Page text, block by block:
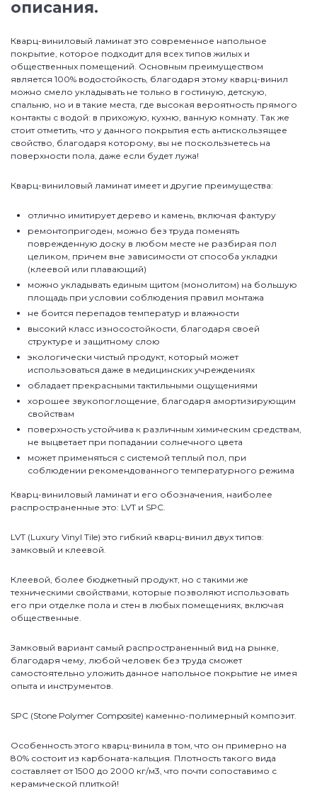
описания.
Кварц-виниловый ламинат это современное напольное
покрытие, которое подходит для всех типов жилых и
общественных помещений. Основным преимуществом
является 100% водостойкость, благодаря этому кварц-винил
можно смело укладывать не только в гостиную, детскую,
спальню, но и в такие места, где высокая вероятность прямого
контакты с водой: в прихожую, кухню, ванную комнату. Так же
стоит отметить, что у данного покрытия есть антискользящее
свойство, благодаря которому, вы не поскользнетесь на
поверхности пола, даже если будет лужа!
Кварц-виниловый ламинат имеет и другие преимущества:
отлично имитирует дерево и камень, включая фактуру
ремонтопригоден, можно без труда поменять
поврежденную доску в любом месте не разбирая пол
целиком, причем вне зависимости от способа укладки
(клеевой или плавающий)
можно укладывать единым щитом (монолитом) на большую
площадь при условии соблюдения правил монтажа
не боится перепадов температур и влажности
высокий класс износостойкости, благодаря своей
структуре и защитному слою
экологически чистый продукт, который может
использоваться даже в медицинских учреждениях
обладает прекрасными тактильными ощущениями
хорошее звукопоглощение, благодаря амортизирующим
свойствам
поверхность устойчива к различным химическим средствам,
не выцветает при попадании солнечного цвета
может применяться с системой теплый пол, при
соблюдении рекомендованного температурного режима
Кварц-виниловый ламинат и его обозначения, наиболее
распространенные это: LVT и SPC.
LVT (Luxury Vinyl Tile) это гибкий кварц-винил двух типов:
замковый и клеевой.
Клеевой, более бюджетный продукт, но с такими же
техническими свойствами, которые позволяют использовать
его при отделке пола и стен в любых помещениях, включая
общественные.
Замковый вариант самый распространенный вид на рынке,
благодаря чему, любой человек без труда сможет
самостоятельно уложить данное напольное покрытие не имея
опыта и инструментов.
SPC (Stone Polymer Composite) каменно-полимерный композит.
Особенность этого кварц-винила в том, что он примерно на
80% состоит из карбоната-кальция. Плотность такого вида
составляет от 1500 до 2000 кг/м3, что почти сопоставимо с
керамической плиткой!